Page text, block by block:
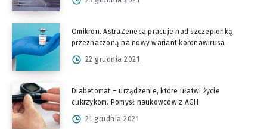
Omikron. AstraZeneca pracuje nad szczepionką
przeznaczoną na nowy wariant koronawirusa
22 grudnia 2021
Diabetomat – urządzenie, które ułatwi życie
cukrzykom. Pomysł naukowców z AGH
21 grudnia 2021